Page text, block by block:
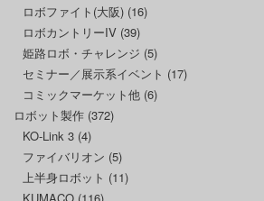
ロボファイト(大阪) (16)
ロボカントリーIV (39)
姫路ロボ・チャレンジ (5)
セミナー／展示系イベント (17)
コミックマーケット他 (6)
ロボット製作 (372)
KO-Link 3 (4)
ファイバリオン (5)
上半身ロボット (11)
KUMACO (116)